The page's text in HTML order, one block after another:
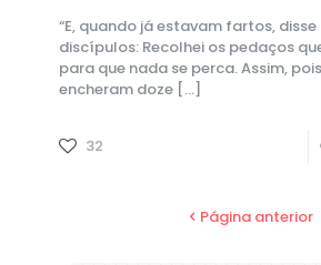
“E, quando já estavam fartos, disse
discípulos: Recolhei os pedaços
para que nada se perca. Assim,
encheram doze […]
32
Página anterior